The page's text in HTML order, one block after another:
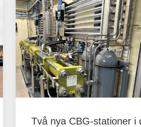
Två nya CBG-stationer i